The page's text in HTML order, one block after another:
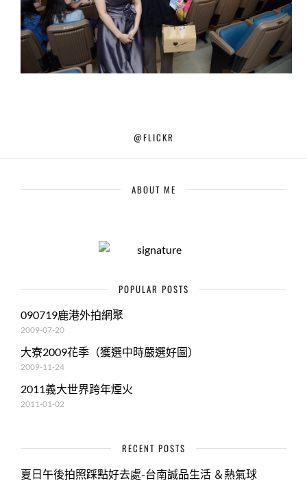
@FLICKR
ABOUT ME
POPULAR POSTS
090719鹿港外拍網聚
2009-07-20
大寮2009花季（獲選中時嚴選好圖）
2009-11-24
2011義大世界跨年煙火
2011-01-02
RECENT POSTS
夏日午後拍照踩點好去處-台南誠品生活 ＆熱氣球